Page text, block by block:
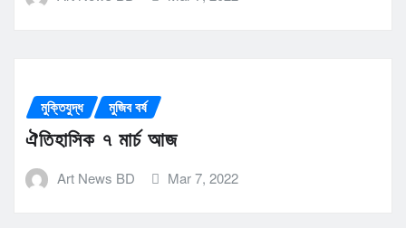
মুক্তিযুদ্ধ মুজিব বর্ষ
ঐতিহাসিক ৭ মার্চ আজ
Art News BD Mar 7, 2022